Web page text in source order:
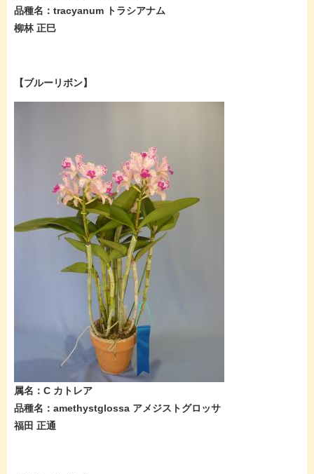
品種名：tracyanum トラシアナム
柳林 正巳
【ブルーリボン】
属名：C カトレア
品種名：amethystglossa アメジストグロッサ
福田 正通